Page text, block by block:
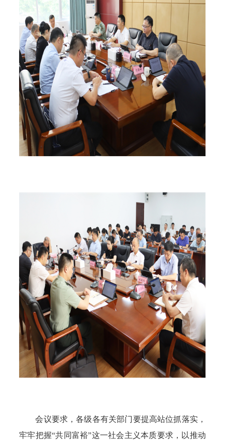
会议要求，各级各有关部门要提高站位抓落实，
牢牢把握“共同富裕”这一社会主义本质要求，以推动